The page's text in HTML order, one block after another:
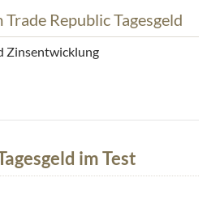
Republic Tagesgeld
im Test